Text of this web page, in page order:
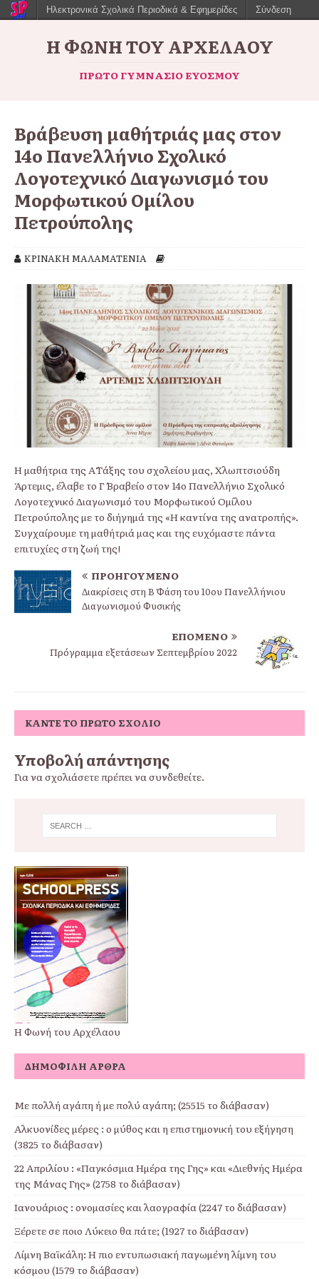
Η ΦΩΝΉ ΤΟΥ ΑΡΧΈΛΑΟΥ
ΠΡΏΤΟ ΓΥΜΝΆΣΙΟ ΕΥΌΣΜΟΥ
Βράβευση μαθήτριάς μας στον
14ο Πανελλήνιο Σχολικό
Λογοτεχνικό Διαγωνισμό του
Μορφωτικού Ομίλου
Πετρούπολης
ΚΡΙΝΑΚΗ ΜΑΛΑΜΑΤΕΝΙΑ
Η μαθήτρια της Α΄Τάξης του σχολείου μας, Χλωπτσιούδη
Άρτεμις, έλαβε το Γ΄ Βραβείο στον 14ο Πανελλήνιο Σχολικό
Λογοτεχνικό Διαγωνισμό του Μορφωτικού Ομίλου
Πετρούπολης με το διήγημά της «Η καντίνα της ανατροπής».
Συγχαίρουμε τη μαθήτριά μας και της ευχόμαστε πάντα
επιτυχίες στη ζωή της!
ΠΡΟΗΓΟΎΜΕΝΟ
Διακρίσεις στη Β΄ Φάση του 10ου Πανελλήνιου
Διαγωνισμού Φυσικής
ΕΠΌΜΕΝΟ
Πρόγραμμα εξετάσεων Σεπτεμβρίου 2022
ΚΆΝΤΕ ΤΟ ΠΡΏΤΟ ΣΧΌΛΙΟ
Υποβολή απάντησης
Για να σχολιάσετε πρέπει νασυνδεθείτε.
Η Φωνή του Αρχέλαου
ΔΗΜΟΦΙΛΉ ΆΡΘΡΑ
Με πολλή αγάπη ή με πολύ αγάπη; (25515 το διάβασαν)
Αλκυονίδες μέρες : ο μύθος και η επιστημονική του εξήγηση
(3825 το διάβασαν)
22 Απριλίου : «Παγκόσμια Ημέρα της Γης» και «Διεθνής Ημέρα
της Μάνας Γης» (2758 το διάβασαν)
Ιανουάριος : ονομασίες και λαογραφία (2247 το διάβασαν)
Ξέρετε σε ποιο Λύκειο θα πάτε; (1927 το διάβασαν)
Λίμνη Βαϊκάλη: Η πιο εντυπωσιακή παγωμένη λίμνη του
κόσμου (1579 το διάβασαν)
Ηλεκτρονικά Σχολικά Περιοδικά & Εφημερίδες Σύνδεση